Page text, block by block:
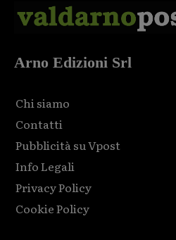
Arno Edizioni Srl
Chi siamo
Contatti
Pubblicità su Vpost
Info Legali
Privacy Policy
Cookie Policy